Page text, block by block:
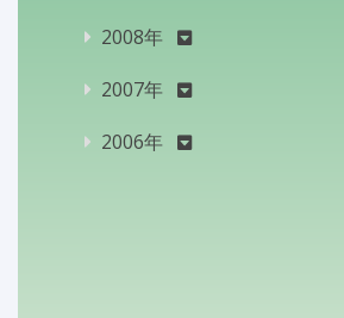
2008年
2007年
2006年